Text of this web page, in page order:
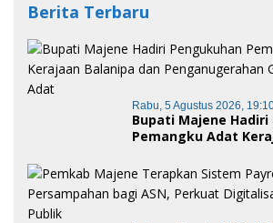
Berita Terbaru
Rabu, 5 Agustus 2026,
Bupati Majene
Pemangku Adat
Kehormatan Adat